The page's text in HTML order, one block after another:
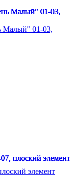
Малый" 01-03,
элемент